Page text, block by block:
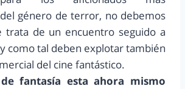
género de terror, no debemos
trata de un encuentro seguido a
como tal deben explotar también
del cine fantástico.
fantasía esta ahora mismo